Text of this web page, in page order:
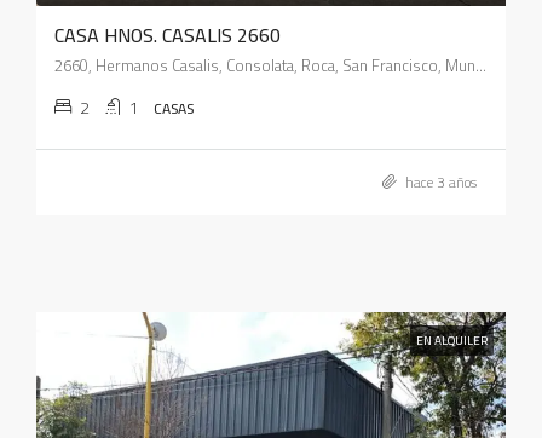
CASA HNOS. CASALIS 2660
2660, Hermanos Casalis, Consolata, Roca, San Francisco, Municipio de San Francisco, Pedanía Juárez Celman, Departamento San Justo, Córdoba, X2400, Argentina
2 1 CASAS
hace 3 años
EN ALQUILER